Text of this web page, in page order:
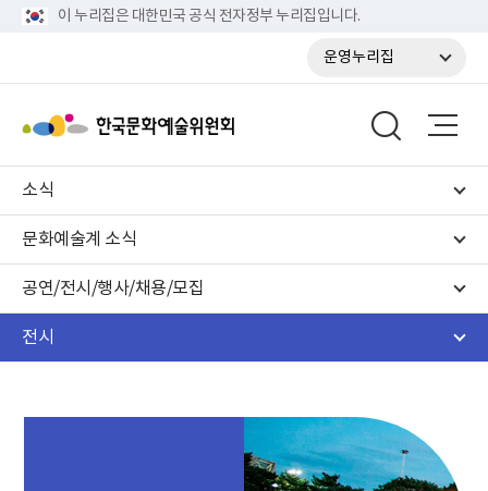
이 누리집은 대한민국 공식 전자정부 누리집입니다.
운영누리집
소식
문화예술계 소식
공연/전시/행사/채용/모집
전시